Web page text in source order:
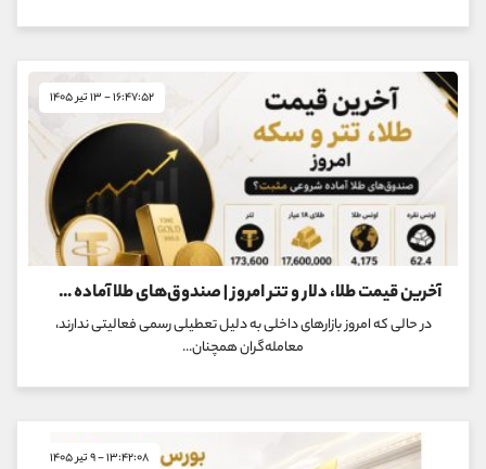
۱۶:۴۷:۵۲ - ۱۳ تیر ۱۴۰۵
آخرین قیمت طلا، دلار و تتر امروز | صندوق‌های طلا آماده شروعی مثبت؟
در حالی که امروز بازارهای داخلی به دلیل تعطیلی رسمی فعالیتی ندارند،
معامله‌گران همچنان...
۱۳:۴۲:۰۸ - ۹ تیر ۱۴۰۵